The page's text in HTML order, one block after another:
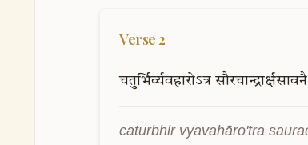
Verse2
चतुर्भिर्व्यवहारोऽत्र
caturbhir vyavahāro'tra